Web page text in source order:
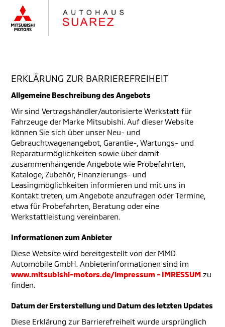
ERKLÄRUNG ZUR BARRIEREFREIHEIT
Allgemeine Beschreibung des Angebots
Wir sind Vertragshändler/autorisierte Werkstatt für
Fahrzeuge der Marke Mitsubishi. Auf dieser Website
können Sie sich über unser Neu- und
Gebrauchtwagenangebot, Garantie-, Wartungs- und
Reparaturmöglichkeiten sowie über damit
zusammenhängende Angebote wie Probefahrten,
Kataloge, Zubehör, Finanzierungs- und
Leasingmöglichkeiten informieren und mit uns in
Kontakt treten, um Angebote anzufragen oder Termine,
etwa für Probefahrten, Beratung oder eine
Werkstattleistung vereinbaren.
Informationen zum Anbieter
Diese Website wird bereitgestellt von der MMD
Automobile GmbH. Anbieterinformationen sind im
www.mitsubishi-motors.de/impressum - IMRESSUM zu
finden.
Datum der Ersterstellung und Datum des letzten Updates
Diese Erklärung zur Barrierefreiheit wurde ursprünglich